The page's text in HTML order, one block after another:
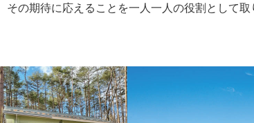
の期待に応えることを一人一人の役割として取